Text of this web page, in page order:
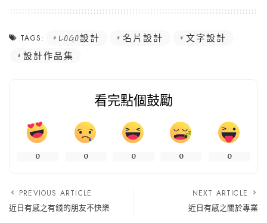
TAGS: LOGO設計 名片設計
文字設計
設計作品集
看完點個鼓勵
0 0 0 0 0
PREVIOUS ARTICLE
近日有感之有錢的朋友不快樂
NEXT ARTICLE
近日有感之關於專業